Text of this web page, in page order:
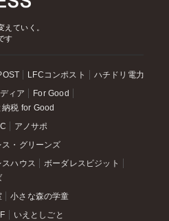
えていく。
す
LFCコンポスト ハチドリ電力
ィア
For Good
税 for Good
アノサポ
・グリーンズ
ハウス
ボーダレスビジット
小さな森の学童
いえとしごと